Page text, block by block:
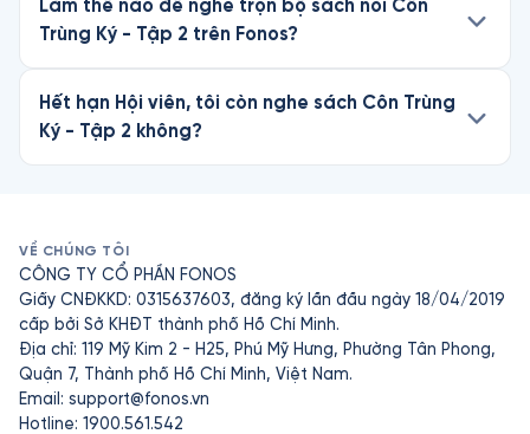
Làm thế nào để nghe trọn bộ sách nói Côn
Trùng Ký - Tập 2 trên Fonos?
Hết hạn Hội viên, tôi còn nghe sách Côn Trùng
Ký - Tập 2 không?
VỀ CHÚNG TÔI
CÔNG TY CỔ PHẦN FONOS
Giấy CNĐKKD: 0315637603, đăng ký lần đầu ngày 18/04/2019
cấp bởi Sở KHĐT thành phố Hồ Chí Minh.
Địa chỉ: 119 Mỹ Kim 2 - H25, Phú Mỹ Hưng, Phường Tân Phong,
Quận 7, Thành phố Hồ Chí Minh, Việt Nam.
Email: support@fonos.vn
Hotline: 1900.561.542